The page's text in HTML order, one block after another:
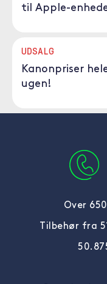
til Apple-
UDSALG
Kanonpriser
ugen!
Over
Tilbehør fra